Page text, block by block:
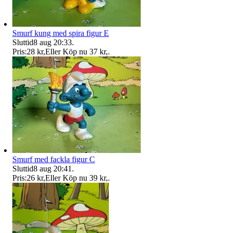
Smurf kung med spira figur E
Sluttid8 aug 20:33.
Pris:28 kr,Eller Köp nu 37 kr,.
Smurf med fackla figur C
Sluttid8 aug 20:41 .
Pris:26 kr,Eller Köp nu 39 kr,.